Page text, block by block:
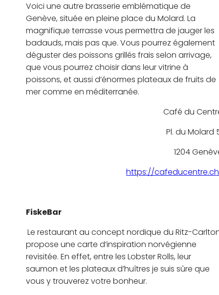
Voici une autre brasserie emblématique de
Genève, située en pleine place du Molard. La
magnifique terrasse vous permettra de jauger les
badauds, mais pas que. Vous pourrez également
déguster des poissons grillés frais selon arrivage,
que vous pourrez choisir dans leur vitrine à
poissons, et aussi d’énormes plateaux de fruits de
mer comme en méditerranée.
Café du
Pl. du Molard
1204
https://
FiskeBar
Le restaurant au concept nordique du Ritz-
propose une carte d’inspiration norvégienne
revisitée. En effet, entre les Lobster Rolls, leur
saumon et les plateaux d’huîtres je suis sûre que
vous y trouverez votre bonheur.